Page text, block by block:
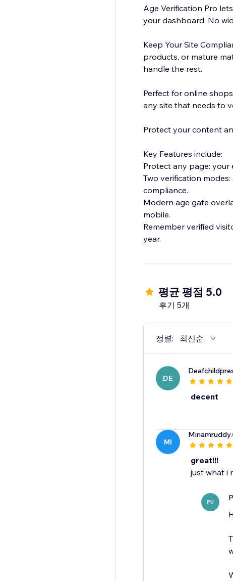
Age Verification Pro
your dashboard. No
Keep Your Site
products, or mature
handle the rest.
Perfect for online
any site that needs to
Protect your content
Key Features include:
Protect any page: your
Two verification
compliance.
Modern age gate
mobile.
Remember verified
year.
평균 평점 5.0
후기 5개
정렬: 최신순
DE
decent
MI
Miriamruddy
great!!!
just what i
PU